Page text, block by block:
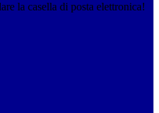
la casella di posta elettronica!